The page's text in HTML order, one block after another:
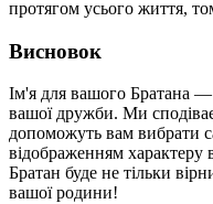
протягом усього життя,
Висновок
Ім'я для вашого Братана
вашої дружби. Ми
допоможуть вам вибрати
відображенням
Братан буде не тільки
вашої родини!